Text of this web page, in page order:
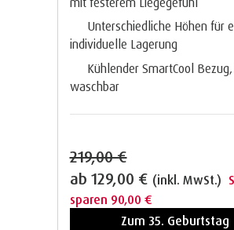
Unterschiedliche Höhen für
individuelle Lagerung
Kühlender SmartCool Bezug,
waschbar
219,00 €
ab 129,00 € (inkl. MwSt.)
sparen 90,00 €
Zum 35. Geburtstag